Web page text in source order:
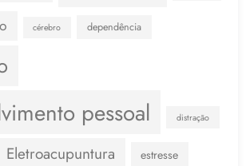
cérebro dependência
pessoal distração
Eletroacupuntura estresse